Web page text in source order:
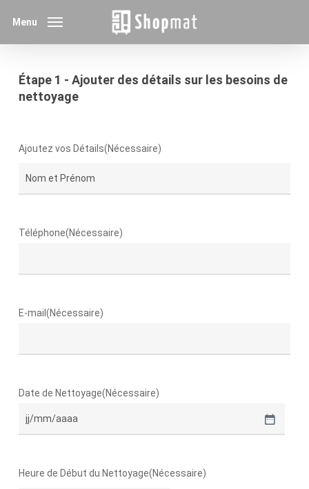
content
Menu
Étape 1 - Ajouter des détails sur les besoins de
nettoyage
Ajoutez vos Détails(Nécessaire)
Téléphone(Nécessaire)
E-mail (Nécessaire)
Date de Nettoyage(Nécessaire)
JJ
MM
Heure de Début du Nettoyage(Nécessaire)